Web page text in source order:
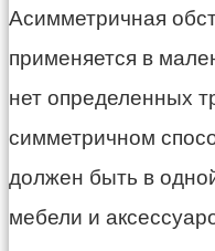
Асимметричная
применяется в
нет определенных
симметричном
должен быть в
мебели и